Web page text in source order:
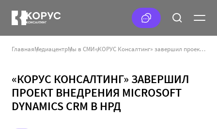
ГлавнаяМедиацентрМы в СМИ «КОРУС Консалтинг» завершил проект внедрения Microsoft Dynamics CRM в НРД
«КОРУС КОНСАЛТИНГ» ЗАВЕРШИЛ
ПРОЕКТ ВНЕДРЕНИЯ MICROSOFT
DYNAMICS CRM В НРД